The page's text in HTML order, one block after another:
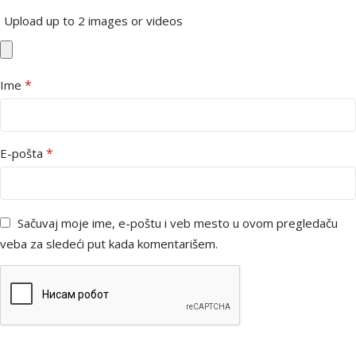
Upload up to 2 images or videos
Ime *
E-pošta *
Sačuvaj moje ime, e-poštu i veb mesto u ovom pregledaču
veba za sledeći put kada komentarišem.